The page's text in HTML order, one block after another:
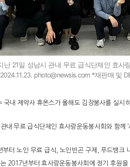
21일 성남시 관내 무료 급식단체인 효사
photo@newsis.com *재판매 및
국내 제약사 휴온스가 올해도 김장봉사를 실시
내 무료 급식단체인 효사랑운동봉사회와 함께
부터 노인 무료 급식, 노인빈곤 구제, 푸드뱅크
2017년부터 효사랑운동봉사회에 정기 후원